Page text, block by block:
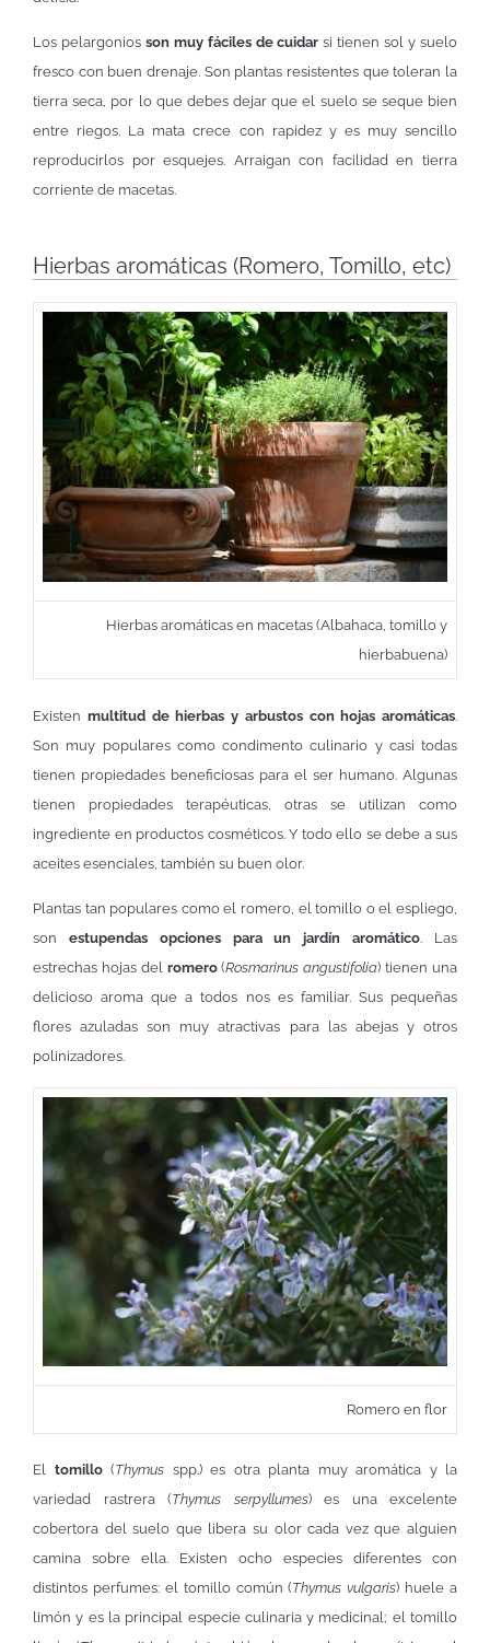
Los pelargonios son muy fáciles de cuidar si tienen sol y suelo
fresco con buen drenaje. Son plantas resistentes que toleran la
tierra seca, por lo que debes dejar que el suelo se seque bien
entre riegos. La mata crece con rapidez y es muy sencillo
reproducirlos por esquejes. Arraigan con facilidad en tierra
corriente de macetas.
Hierbas aromáticas (Romero, Tomillo, etc)
Hierbas aromáticas en macetas (Albahaca, tomillo y
hierbabuena)
Existen multitud de hierbas y arbustos con hojas aromáticas.
Son muy populares como condimento culinario y casi todas
tienen propiedades beneficiosas para el ser humano. Algunas
tienen propiedades terapéuticas, otras se utilizan como
ingrediente en productos cosméticos. Y todo ello se debe a sus
aceites esenciales, también su buen olor.
Plantas tan populares como el romero, el tomillo o el espliego,
son estupendas opciones para un jardín aromático. Las
estrechas hojas delromero(Rosmarinus angustifolia) tienen una
delicioso aroma que a todos nos es familiar. Sus pequeñas
flores azuladas son muy atractivas para las abejas y otros
polinizadores.
Romero en flor
El tomillo(Thymus spp.) es otra planta muy aromática y la
variedad rastrera (Thymus serpyllumes) es una excelente
cobertora del suelo que libera su olor cada vez que alguien
camina sobre ella. Existen ocho especies diferentes con
distintos perfumes: el tomillo común (Thymus vulgaris) huele a
limón y es la principal especie culinaria y medicinal; el tomillo